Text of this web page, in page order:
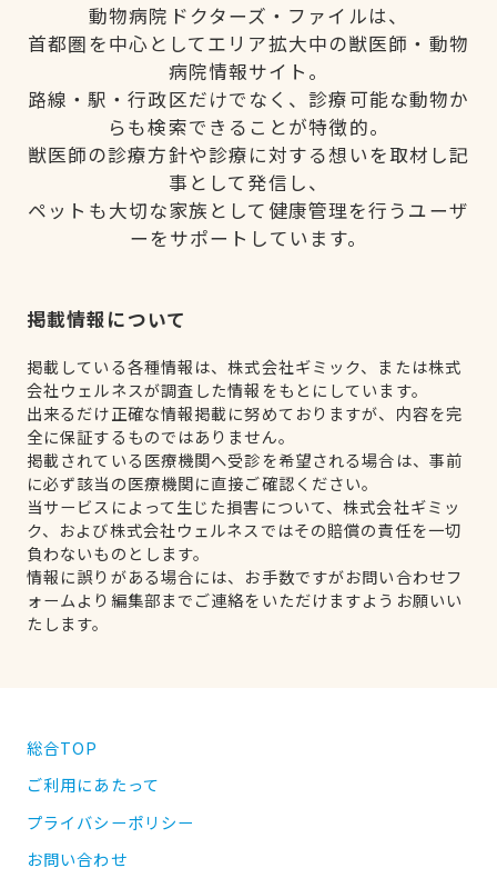
動物病院ドクターズ・ファイルは、
首都圏を中心としてエリア拡大中の獣医師・動物
病院情報サイト。
路線・駅・行政区だけでなく、診療可能な動物か
らも検索できることが特徴的。
獣医師の診療方針や診療に対する想いを取材し記
事として発信し、
ペットも大切な家族として健康管理を行うユーザ
ーをサポートしています。
掲載情報について
掲載している各種情報は、株式会社ギミック、または株式
会社ウェルネスが調査した情報をもとにしています。
出来るだけ正確な情報掲載に努めておりますが、内容を完
全に保証するものではありません。
掲載されている医療機関へ受診を希望される場合は、事前
に必ず該当の医療機関に直接ご確認ください。
当サービスによって生じた損害について、株式会社ギミッ
ク、および株式会社ウェルネスではその賠償の責任を一切
負わないものとします。
情報に誤りがある場合には、お手数ですがお問い合わせフ
ォームより編集部までご連絡をいただけますようお願いい
たします。
総合TOP
ご利用にあたって
プライバシーポリシー
お問い合わせ